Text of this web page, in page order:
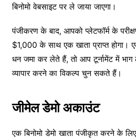
बिनोमो वेबसाइट पर ले जाया जाएगा।
पंजीकरण के बाद, आपको प्लेटफॉर्म के
$1,000 के साथ एक खाता प्राप्त होगा।
धन जमा कर लेते हैं, तो आप टूर्नामेंट में
व्यापार करने का विकल्प चुन सकते हैं।
जीमेल डेमो अकाउंट
एक बिनोमो डेमो खाता पंजीकृत करने के